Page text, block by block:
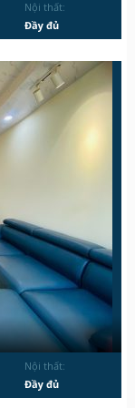
Nội thất:
Đầy đủ
Nội thất:
Đầy đủ